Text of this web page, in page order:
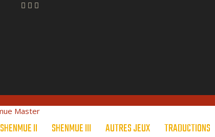
SHENMUE II SHENMUE III AUTRES JEUX TRADUCTIONS